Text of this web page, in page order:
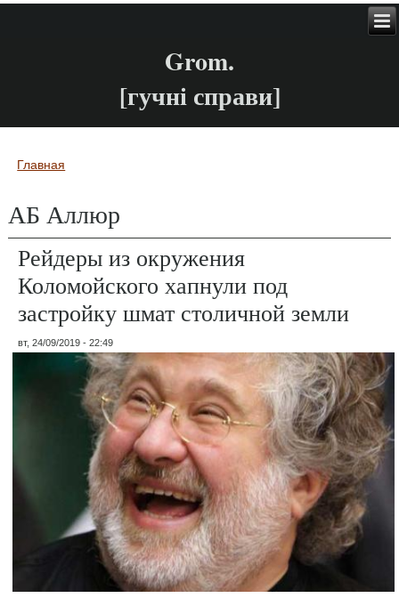
Grom.
[гучні справи]
Вы здесь
Главная
АБ Аллюр
Рейдеры из окружения
Коломойского хапнули под
застройку шмат столичной земли
вт, 24/09/2019 - 22:49